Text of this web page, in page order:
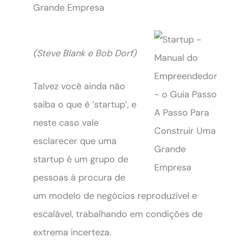
Grande Empresa
(Steve Blank e Bob Dorf)
Talvez você ainda não
saiba o que é ‘startup’, e
neste caso vale
esclarecer que uma
startup é um grupo de
pessoas à procura de
um modelo de negócios reproduzível e
escalável, trabalhando em condições de
extrema incerteza.